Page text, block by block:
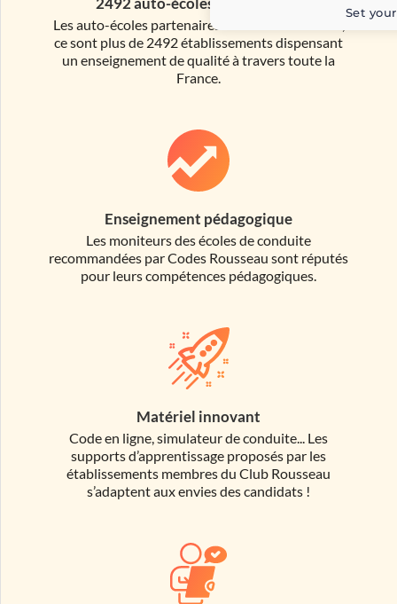
Les auto-écoles partenaires de Codes Rousseau,
ce sont plus de 2492 établissements dispensant
un enseignement de qualité à travers toute la
France.
Enseignement pédagogique
Les moniteurs des écoles de conduite
recommandées par Codes Rousseau sont réputés
pour leurs compétences pédagogiques.
Matériel innovant
Code en ligne, simulateur de conduite... Les
supports d’apprentissage proposés par les
établissements membres du Club Rousseau
s’adaptent aux envies des candidats !
Set